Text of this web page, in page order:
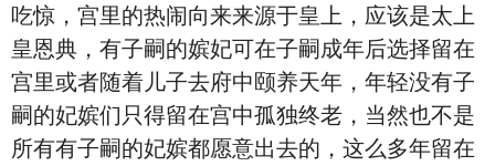
吃惊，宫里的热闹向来来源于皇上，应该是太上
皇恩典，有子嗣的嫔妃可在子嗣成年后选择留在
宫里或者随着儿子去府中颐养天年，年轻没有子
嗣的妃嫔们只得留在宫中孤独终老，当然也不是
所有有子嗣的妃嫔都愿意出去的，这么多年留在